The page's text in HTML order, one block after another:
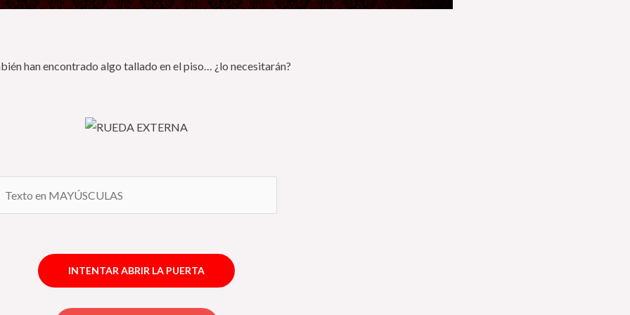
han encontrado algo tallado en el piso… ¿lo necesitarán?